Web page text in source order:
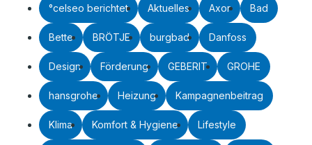
°celseo berichtet Aktuelles Axor Bad
Bette BRÖTJE burgbad Danfoss
Design Förderung GEBERIT GROHE
hansgrohe Heizung Kampagnenbeitrag
Klima Komfort & Hygiene Lifestyle